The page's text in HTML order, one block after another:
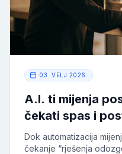
03. VELJ 2026.
A.I. ti mijenja
čekati spas i
Dok automatizacija
čekanje “rješenja